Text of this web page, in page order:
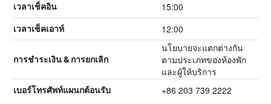
เวลาเช็คอิน 15:00
เวลาเช็คเอาท์ 12:00
การชำระเงิน & การยกเลิก
นโยบายจะแตกต่างกัน
ตามประเภทของห้องพัก
และผู้ให้บริการ
เบอร์โทรศัพท์แผนกต้อนรับ +86 203 739 2222